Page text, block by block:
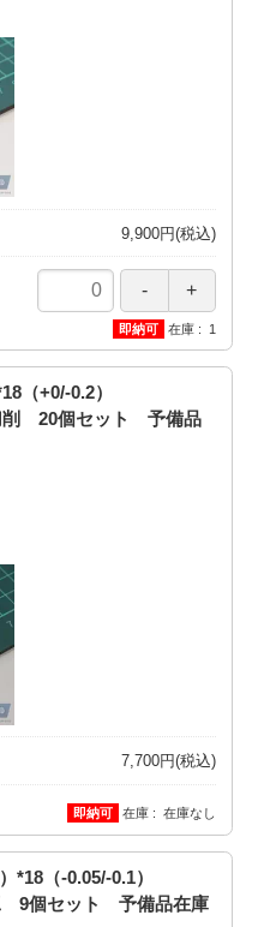
9,900円(税込)
在庫 1
（+0/-0.2）
削 20個セット 予備品
7,700円(税込)
在庫 在庫なし
（-0.05/-0.1）
9個セット 予備品在庫